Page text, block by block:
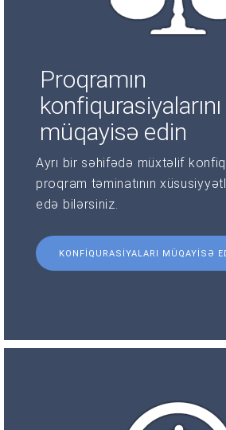
Proqramın
konfiqurasiyalarını
müqayisə edin
Ayrı bir səhifədə müxtəlif
proqram təminatının
edə bilərsiniz.
KONFIQURASIYALARI MÜQAYISƏ